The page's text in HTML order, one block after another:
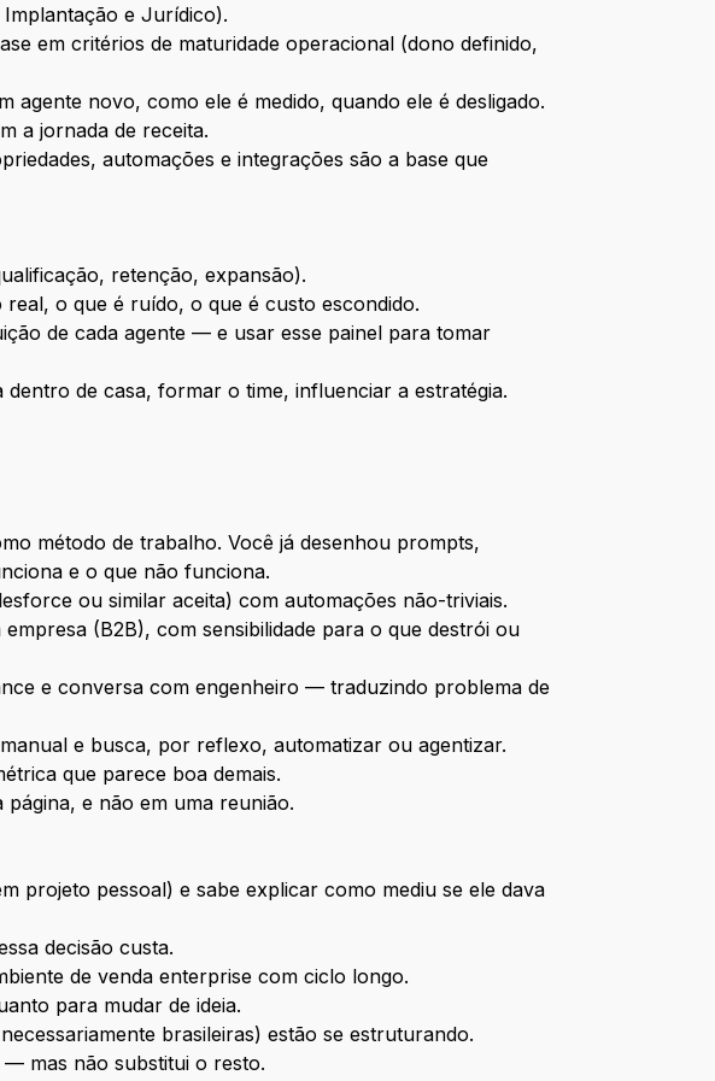
e Jurídico).
em critérios de maturidade operacional (dono definido,
novo, como ele é medido, quando ele é desligado.
a jornada de receita.
automações e integrações são a base que
retenção, expansão).
o que é ruído, o que é custo escondido.
de cada agente — e usar esse painel para tomar
de casa, formar o time, influenciar a estratégia.
método de trabalho. Você já desenhou prompts,
e o que não funciona.
ou similar aceita) com automações não-triviais.
(B2B), com sensibilidade para o que destrói ou
e conversa com engenheiro — traduzindo problema de
e busca, por reflexo, automatizar ou agentizar.
que parece boa demais.
e não em uma reunião.
projeto pessoal) e sabe explicar como mediu se ele dava
decisão custa.
de venda enterprise com ciclo longo.
para mudar de ideia.
brasileiras) estão se estruturando.
— mas não substitui o resto.